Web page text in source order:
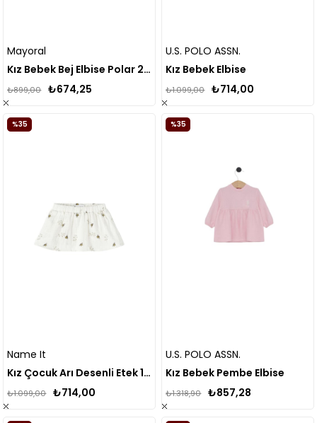
Mayoral
Kız Bebek Bej Elbise Polar 2994
₺674,25
₺899,00
U.S. POLO ASSN.
Kız Bebek Elbise
₺714,00
₺1.099,00
Name It
Kız Çocuk Arı Desenli Etek 13216738
₺714,00
₺1.099,00
%35
U.S. POLO ASSN.
Kız Bebek Pembe Elbise
₺857,28
₺1.318,90
%35